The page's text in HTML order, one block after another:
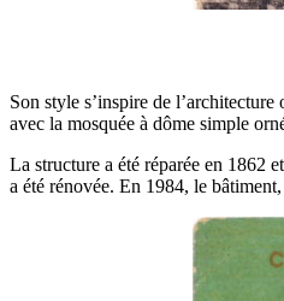
Son style s’inspire de
avec la mosquée à dôme simple
La structure a été réparée en 1862
a été rénovée. En 1984, le